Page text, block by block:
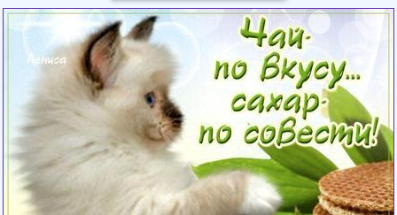
Загрузка картинки...